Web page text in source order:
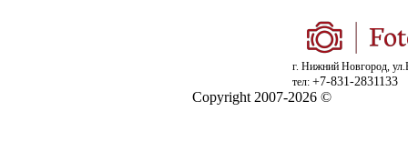
г. Нижний Новгород,
тел: +7-831-2831133
Copyright 2007-2026 ©